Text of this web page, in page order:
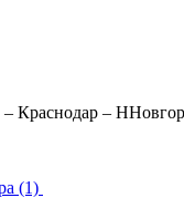
– Краснодар –
(1)